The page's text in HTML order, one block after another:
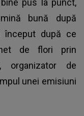
pus la punct,
bună după
început după ce
de flori prin
organizator de
unei emisiuni